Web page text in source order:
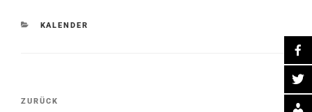
KATEGORIEN
KALENDER
Beitragsnavigation
Vorheriger
ZURÜCK